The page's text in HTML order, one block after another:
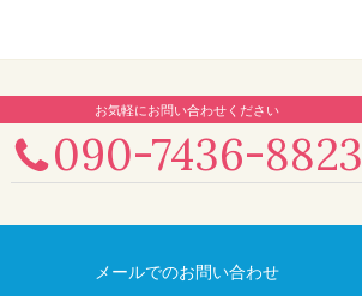
お気軽にお問い合わせください
090-7436-8823
メールでのお問い合わせ